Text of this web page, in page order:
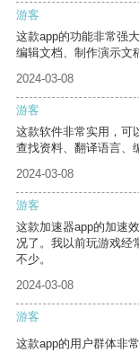
游客
这款app的功能非常强
编辑文档、制作演示文
2024-03-08
游客
这款软件非常实用，可
查找资料、翻译语言、
2024-03-08
游客
这款加速器app的加速
况了。我以前玩游戏经
不少。
2024-03-08
游客
这款app的用户群体非